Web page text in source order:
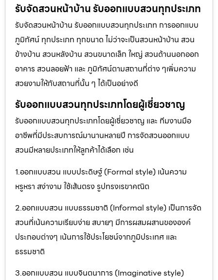
รับจัดสวนหน้าบ้าน รับออกแบบสวนทุกประเภท
รับจัดสวนหน้าบ้าน รับออกแบบสวนทุกประเภท การออกแบบ
ภูมิทัศน์ ทุกประเภท ทุกขนาด ไม่ว่าจะเป็นสวนหน้าบ้าน สวน
ข้างบ้าน สวนหลังบ้าน สวนขนาดเล็ก ใหญ่ สวนด้านนอกออก
อาคาร สวนลอยฟ้า และ ภูมิทัศน์ตามสถานที่ต่าง ๆเพิ่มความ
สวยงามให้กับสถานที่นั้น ๆ ได้เป็นอย่างดี
รับออกแบบสวนทุกประเภทโดยผู้เชี่ยวชาญ
รับออกแบบสวนทุกประเภทโดยผู้เชี่ยวชาญ และ ทีมงานมือ
อาชีพที่มีประสบการณ์มานานหลายปี การจัดสวนออกแบบ
สวนมีหลายประเภทให้ลูกค้าได้เลือก เช่น
1.ออกแบบสวน แบบประดิษฐ์ (Formal style) เน้นความ
หรูหรา สง่างาม ใช้เส้นตรง รูปทรงเรขาคณิต
2.ออกแบบสวน แบบธรรมชาติ (Informal style) เป็นการจัด
สวนที่เน้นความเรียบง่าย สบายๆ มีการผสมผสานขององค์
ประกอบต่างๆ เน้นการใช้ประโยชน์จากภูมิประเทศ และ
ธรรมชาติ
3.ออกแบบสวน แบบจินตนาการ (Imaginative style)